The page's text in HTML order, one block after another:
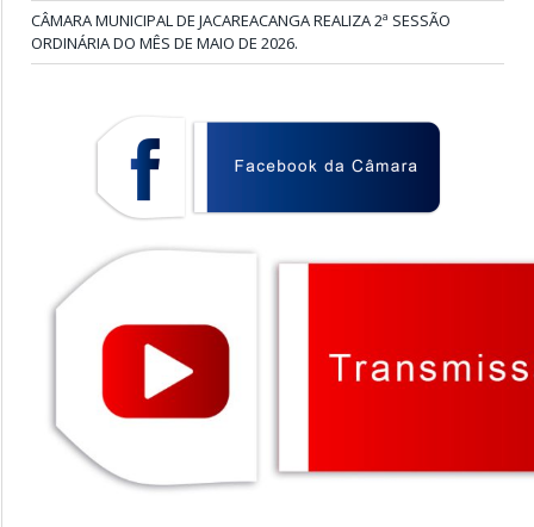
CÂMARA MUNICIPAL DE JACAREACANGA REALIZA 2ª SESSÃO
ORDINÁRIA DO MÊS DE MAIO DE 2026.